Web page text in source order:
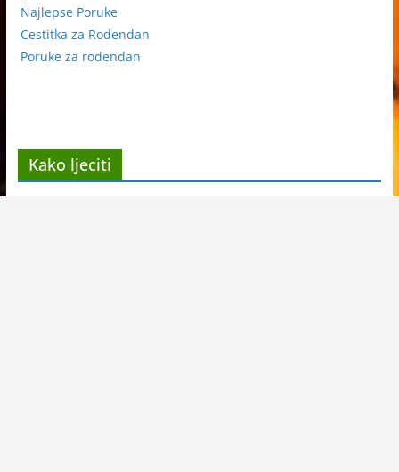
Najlepse Poruke
Cestitka za Rodendan
Poruke za rodendan
Kako ljeciti